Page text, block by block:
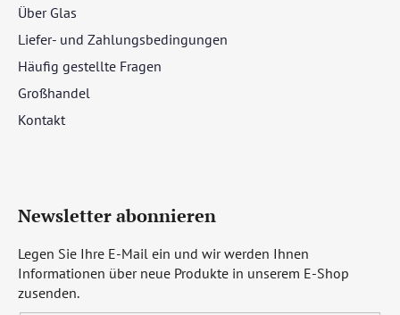
Über Glas
Liefer- und Zahlungsbedingungen
Häufig gestellte Fragen
Großhandel
Kontakt
Newsletter abonnieren
Legen Sie Ihre E-Mail ein und wir werden Ihnen
Informationen über neue Produkte in unserem E-Shop
zusenden.